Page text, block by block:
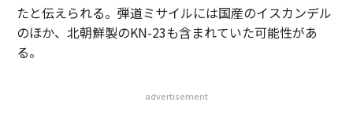
たと伝えられる。弾道ミサイルには国産のイスカンデル
のほか、北朝鮮製のKN-23も含まれていた可能性があ
る。
advertisement